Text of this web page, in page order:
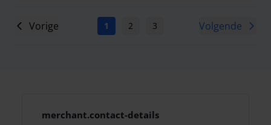
Vorige 1 2 3 5 6 7
Volgende
merchant.contact-details